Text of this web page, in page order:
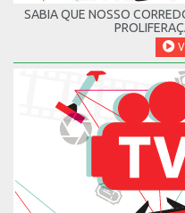
SABIA QUE NOSSO